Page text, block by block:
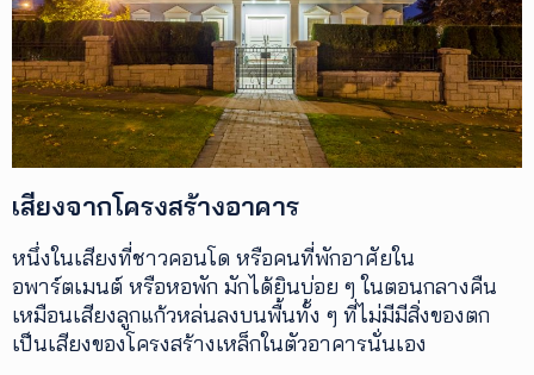
เสียงจากโครงสร้างอาคาร
หนึ่งในเสียงที่ชาวคอนโด หรือคนที่พักอาศัยใน
อพาร์ตเมนต์ หรือหอพัก มักได้ยินบ่อย ๆ ในตอนกลางคืน
เหมือนเสียงลูกแก้วหล่นลงบนพื้นทั้ง ๆ ที่ไม่มีมีสิ่งของตก
เป็นเสียงของโครงสร้างเหล็กในตัวอาคารนั่นเอง